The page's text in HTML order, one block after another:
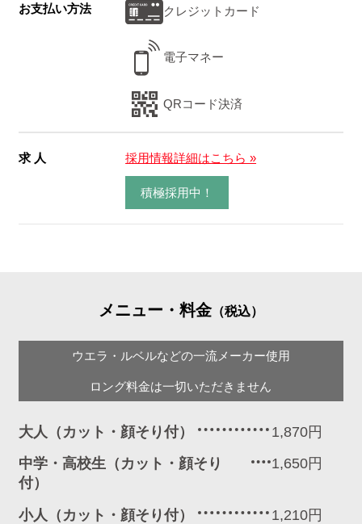
お支払い方法 クレジットカード
電子マネー
QRコード決済
求 人 採用情報詳細はこちら »
積極採用中！
メニュー・料金（税込）
ウエラ・ルベルなどの一流メーカー使用
ロング料金は一切いただきません
大人（カット・顔そり付）
1,870円
中学・高校生（カット・顔そり
付）
1,650円
小人（カット・顔そり付）
1,210円